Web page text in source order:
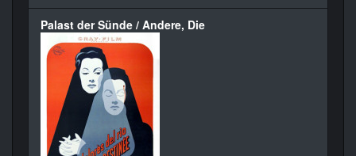
Palast der Sünde / Andere, Die